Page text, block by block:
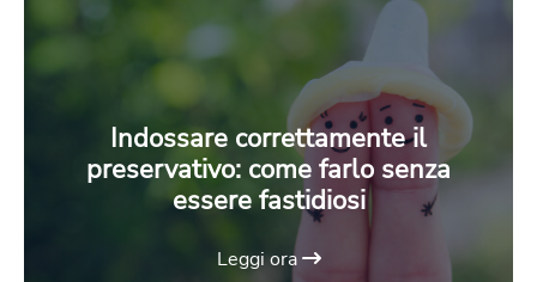
Indossare correttamente il
preservativo: come farlo senza
essere fastidiosi
Leggi ora